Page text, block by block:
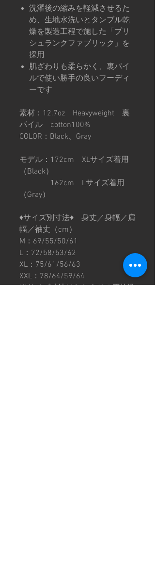
洗濯後の縮みを軽減させるた
め、生地水洗いとタンブル乾
燥を製造工程で施した「プリ
シュランクファブリック」を
採用
肌ざわりも柔らかく、裏パイ
ルで使い勝手の良いフーディ
ーです
素材：12.7oz Heavyweight 裏
パイル cotton100%
COLOR：Black、Gray
モデル：172cm XLサイズ着用
（Black）
162cm Lサイズ着用
（Gray）
♦︎サイズ別寸法♦︎ 身丈／身幅／肩
幅／袖丈（cm）
M：69/55/50/61
L：72/58/53/62
XL：75/61/56/63
XXL：78/64/59/64
※サイズ寸法はおおよその平均数